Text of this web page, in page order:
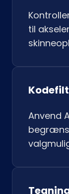
til
Anvend